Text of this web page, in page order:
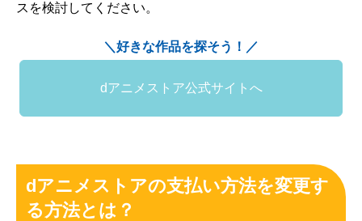
スを検討してください。
＼好きな作品を探そう！／
dアニメストア公式サイトへ
dアニメストアの支払い方法を変更す
る方法とは？